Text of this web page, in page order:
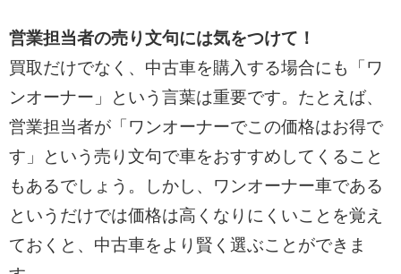
営業担当者の売り文句には気をつけて！
買取だけでなく、中古車を購入する場合にも「ワ
ンオーナー」という言葉は重要です。たとえば、
営業担当者が「ワンオーナーでこの価格はお得で
す」という売り文句で車をおすすめしてくること
もあるでしょう。しかし、ワンオーナー車である
というだけでは価格は高くなりにくいことを覚え
ておくと、中古車をより賢く選ぶことができま